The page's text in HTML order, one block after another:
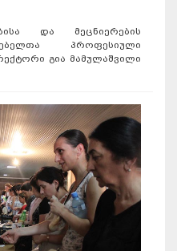
და მეცნიერების
პროფესიული
გია მამულაშვილი